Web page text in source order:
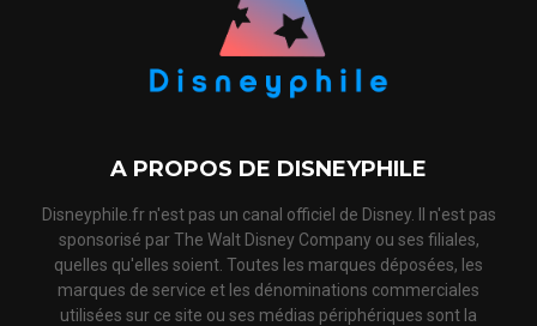
A PROPOS DE DISNEYPHILE
Disneyphile.fr n'est pas un canal officiel de Disney. Il n'est pas
sponsorisé par The Walt Disney Company ou ses filiales,
quelles qu'elles soient. Toutes les marques déposées, les
marques de service et les dénominations commerciales
utilisées sur ce site ou ses médias périphériques sont la